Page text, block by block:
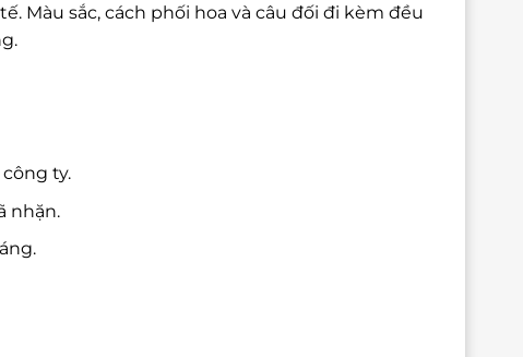
Màu sắc, cách phối hoa và câu đối đi kèm đều
ty.
nhặn.